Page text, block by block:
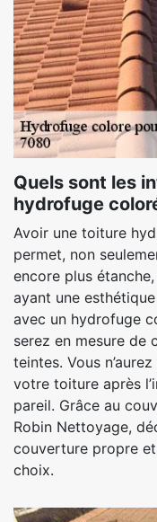
Quels sont les
hydrofuge
Avoir une toiture
permet, non
encore plus
ayant une
avec un hydrofuge
serez en mesure de
teintes. Vous
votre toiture après
pareil. Grâce au
Robin Nettoyage,
couverture propre
choix.